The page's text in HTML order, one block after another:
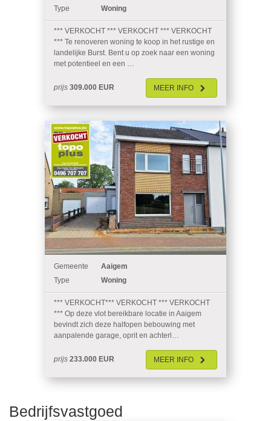
Type
Woning
*** VERKOCHT *** VERKOCHT *** VERKOCHT
*** Te renoveren woning te koop in het rustige en
landelijke Burst. Bent u op zoek naar een woning
met potentieel en een …
MEER INFO
prijs 309.000 EUR
Gemeente
Aaigem
Type
Woning
*** VERKOCHT*** VERKOCHT *** VERKOCHT
*** Op deze vlot bereikbare locatie in Aaigem
bevindt zich deze halfopen bebouwing met
aanpalende garage, oprit en achterl…
MEER INFO
prijs 233.000 EUR
Bedrijfsvastgoed